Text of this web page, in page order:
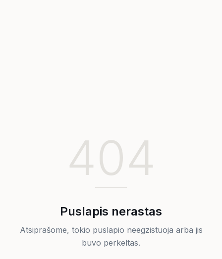
404
Puslapis nerastas
Atsiprašome, tokio puslapio neegzistuoja arba jis
buvo perkeltas.